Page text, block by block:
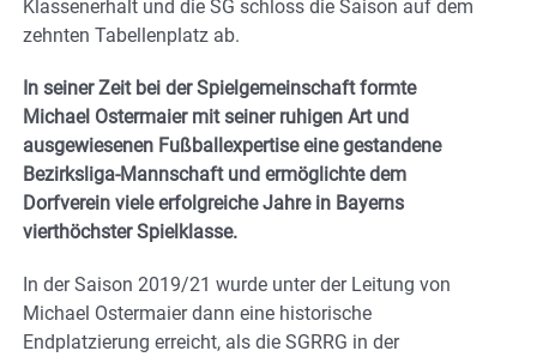
Klassenerhalt und die SG schloss die Saison auf dem
zehnten Tabellenplatz ab.
In seiner Zeit bei der Spielgemeinschaft formte
Michael Ostermaier mit seiner ruhigen Art und
ausgewiesenen Fußballexpertise eine gestandene
Bezirksliga-Mannschaft und ermöglichte dem
Dorfverein viele erfolgreiche Jahre in Bayerns
vierthöchster Spielklasse.
In der Saison 2019/21 wurde unter der Leitung von
Michael Ostermaier dann eine historische
Endplatzierung erreicht, als die SGRRG in der